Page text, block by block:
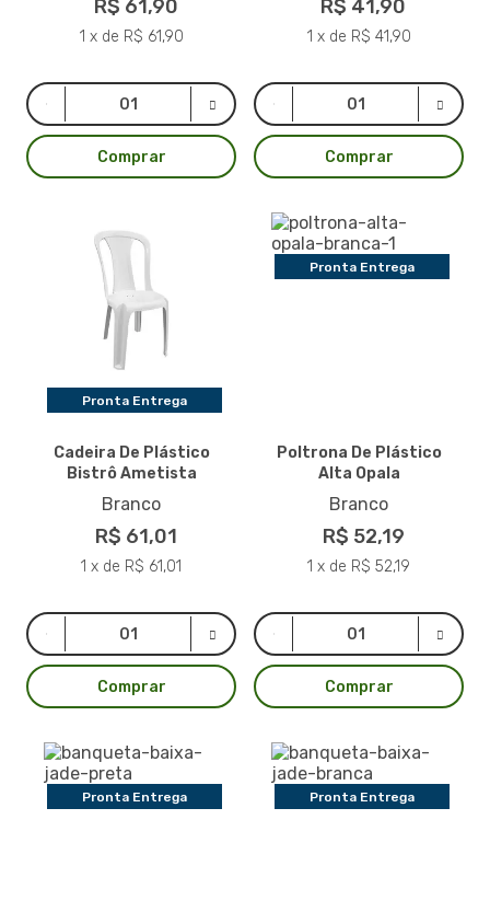
R$ 61,90
1 x de R$ 61,90
Comprar
R$ 41,90
1 x de R$ 41,90
Comprar
Pronta Entrega
Cadeira De Plástico
Bistrô Ametista
Branco
R$ 61,01
1 x de R$ 61,01
Comprar
Pronta Entrega
Poltrona De Plástico
Alta Opala
Branco
R$ 52,19
1 x de R$ 52,19
Comprar
Pronta Entrega Pronta Entrega